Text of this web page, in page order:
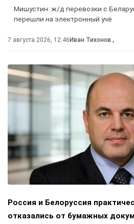
Мишустин: ж/д перевозки с
перешли на электронный учё
7 августа 2026, 12:46 Иван Тихонов ,
Россия и Белоруссия
отказались от бумажных